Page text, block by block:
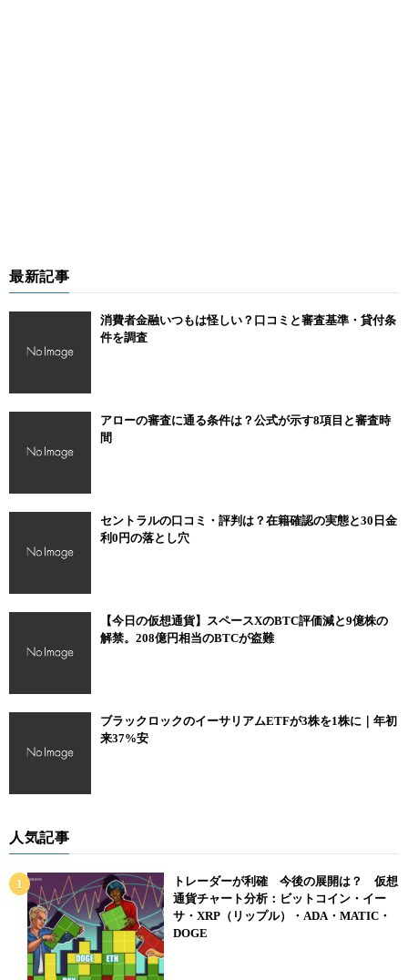
最新記事
消費者金融いつもは怪しい？口コミと審査基準・貸付条
件を調査
アローの審査に通る条件は？公式が示す8項目と審査時
間
セントラルの口コミ・評判は？在籍確認の実態と30日金
利0円の落とし穴
【今日の仮想通貨】スペースXのBTC評価減と9億株の
解禁。208億円相当のBTCが盗難
ブラックロックのイーサリアムETFが3株を1株に｜年初
来37%安
人気記事
トレーダーが利確 今後の展開は？ 仮想
通貨チャート分析：ビットコイン・イー
サ・XRP（リップル）・ADA・MATIC・
DOGE